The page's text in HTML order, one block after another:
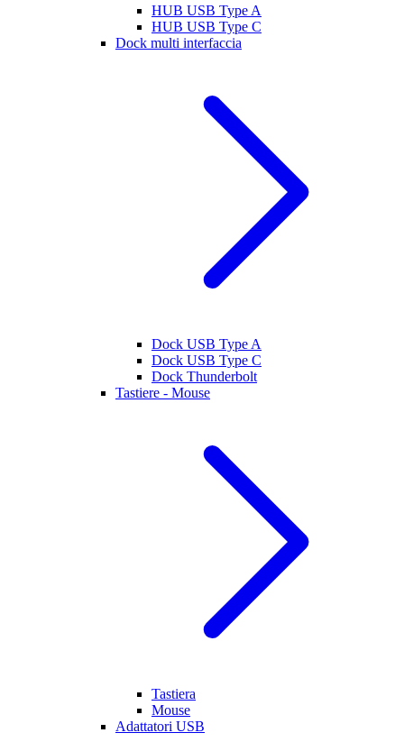
HUB USB Type A
HUB USB Type C
Dock multi interfaccia
Dock USB Type A
Dock USB Type C
Dock Thunderbolt
Tastiere - Mouse
Tastiera
Mouse
Adattatori USB